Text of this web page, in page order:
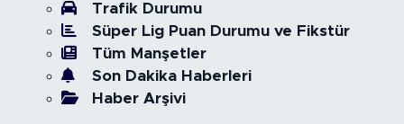
Trafik Durumu
Süper Lig Puan Durumu ve Fikstür
Tüm Manşetler
Son Dakika Haberleri
Haber Arşivi